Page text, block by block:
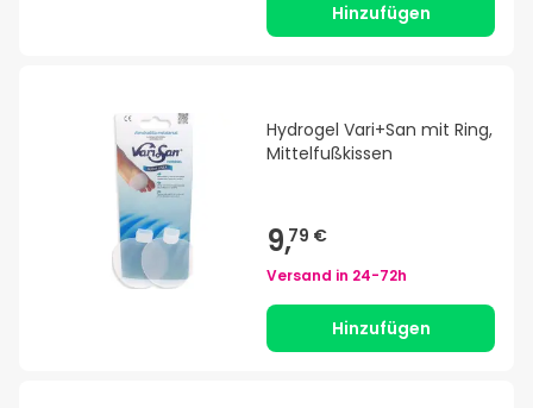
Hinzufügen
Hydrogel Vari+San mit Ring,
Mittelfußkissen
9,79 €
Versand in 24-72h
Hinzufügen